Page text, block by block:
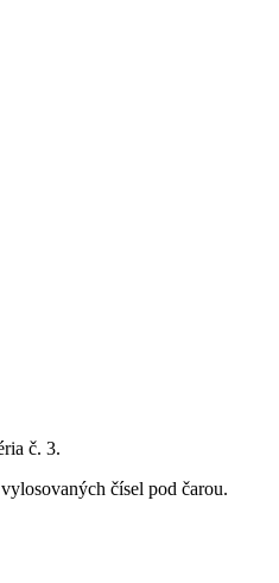
č. 3.
čísel pod čarou.